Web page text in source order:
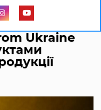
Ukraine